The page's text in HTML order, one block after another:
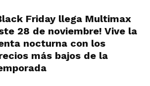
Friday llega Multimax
28 de noviembre! Vive la
nocturna con los
más bajos de la